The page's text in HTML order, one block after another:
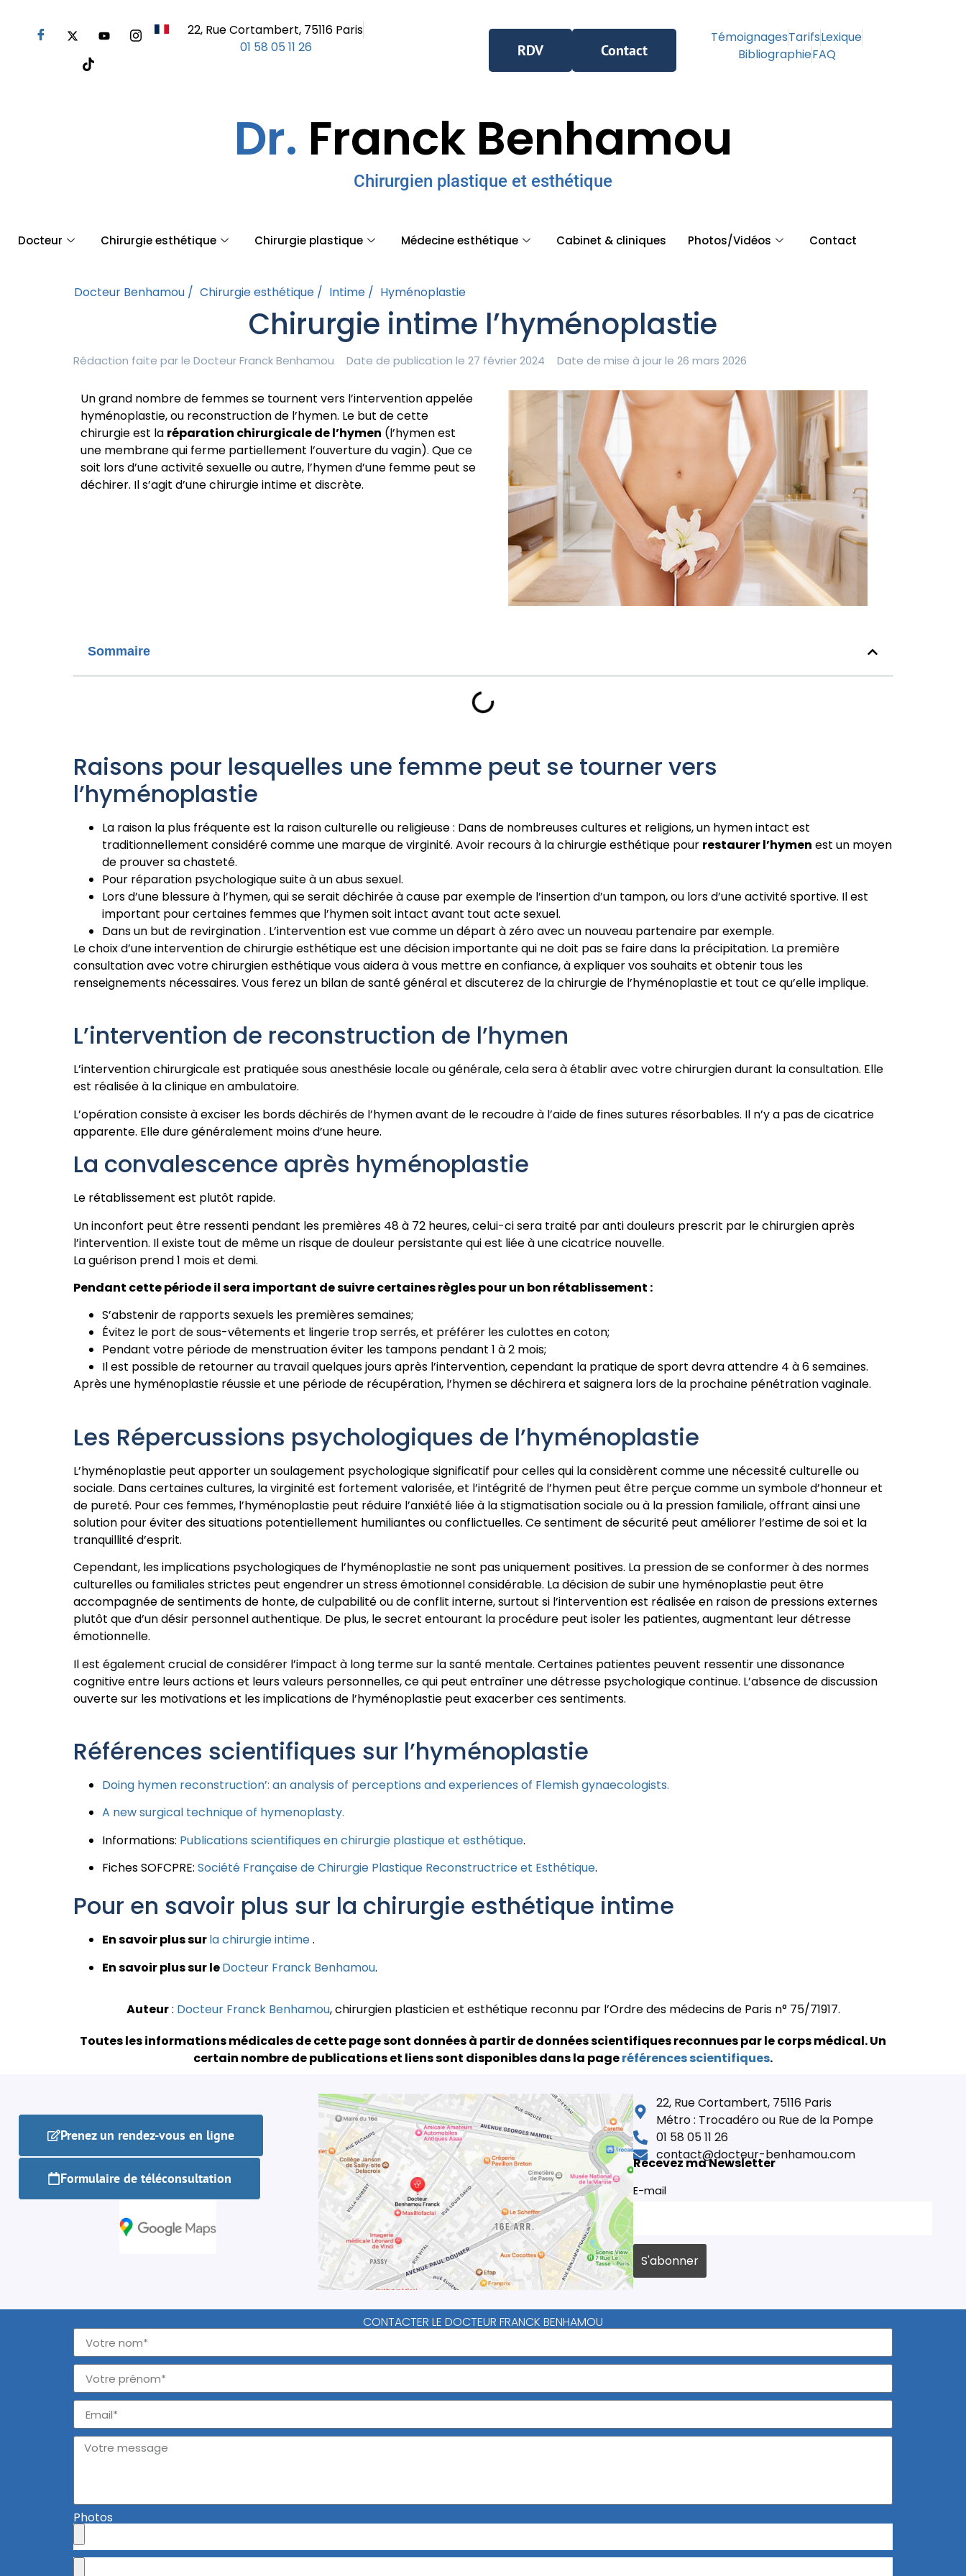
22, Rue Cortambert, 75116 Paris
01 58 05 11 26
RDV Contact
TémoignagesTarifsLexique
BibliographieFAQ
Dr. Franck Benhamou
Chirurgien plastique et esthétique
Docteur Chirurgie esthétique Chirurgie plastique Médecine esthétique Cabinet & cliniques Photos/Vidéos Contact
Docteur Benhamou / Chirurgie esthétique / Intime / Hyménoplastie
Chirurgie intime l’hyménoplastie
Rédaction faite par le Docteur Franck Benhamou Date de publication le 27 février 2024 Date de mise à jour le 26 mars 2026
Un grand nombre de femmes se tournent vers l’intervention appelée
hyménoplastie, ou reconstruction de l’hymen. Le but de cette
chirurgie est la réparation chirurgicale de l’hymen (l’hymen est
une membrane qui ferme partiellement l’ouverture du vagin). Que ce
soit lors d’une activité sexuelle ou autre, l’hymen d’une femme peut se
déchirer. Il s’agit d’une chirurgie intime et discrète.
Sommaire
Raisons pour lesquelles une femme peut se tourner vers
l’hyménoplastie
La raison la plus fréquente est la raison culturelle ou religieuse : Dans de nombreuses cultures et religions, un hymen intact est
traditionnellement considéré comme une marque de virginité. Avoir recours à la chirurgie esthétique pour restaurer l’hymen est un moyen
de prouver sa chasteté.
Pour réparation psychologique suite à un abus sexuel.
Lors d’une blessure à l’hymen, qui se serait déchirée à cause par exemple de l’insertion d’un tampon, ou lors d’une activité sportive. Il est
important pour certaines femmes que l’hymen soit intact avant tout acte sexuel.
Dans un but de revirgination . L’intervention est vue comme un départ à zéro avec un nouveau partenaire par exemple.
Le choix d’une intervention de chirurgie esthétique est une décision importante qui ne doit pas se faire dans la précipitation. La première
consultation avec votre chirurgien esthétique vous aidera à vous mettre en confiance, à expliquer vos souhaits et obtenir tous les
renseignements nécessaires. Vous ferez un bilan de santé général et discuterez de la chirurgie de l’hyménoplastie et tout ce qu’elle implique.
L’intervention de reconstruction de l’hymen
L’intervention chirurgicale est pratiquée sous anesthésie locale ou générale, cela sera à établir avec votre chirurgien durant la consultation. Elle
est réalisée à la clinique en ambulatoire.
L’opération consiste à exciser les bords déchirés de l’hymen avant de le recoudre à l’aide de fines sutures résorbables. Il n’y a pas de cicatrice
apparente. Elle dure généralement moins d’une heure.
La convalescence après hyménoplastie
Le rétablissement est plutôt rapide.
Un inconfort peut être ressenti pendant les premières 48 à 72 heures, celui-ci sera traité par anti douleurs prescrit par le chirurgien après
l’intervention. Il existe tout de même un risque de douleur persistante qui est liée à une cicatrice nouvelle.
La guérison prend 1 mois et demi.
Pendant cette période il sera important de suivre certaines règles pour un bon rétablissement :
S’abstenir de rapports sexuels les premières semaines;
Évitez le port de sous-vêtements et lingerie trop serrés, et préférer les culottes en coton;
Pendant votre période de menstruation éviter les tampons pendant 1 à 2 mois;
Il est possible de retourner au travail quelques jours après l’intervention, cependant la pratique de sport devra attendre 4 à 6 semaines.
Après une hyménoplastie réussie et une période de récupération, l’hymen se déchirera et saignera lors de la prochaine pénétration vaginale.
Les Répercussions psychologiques de l’hyménoplastie
L’hyménoplastie peut apporter un soulagement psychologique significatif pour celles qui la considèrent comme une nécessité culturelle ou
sociale. Dans certaines cultures, la virginité est fortement valorisée, et l’intégrité de l’hymen peut être perçue comme un symbole d’honneur et
de pureté. Pour ces femmes, l’hyménoplastie peut réduire l’anxiété liée à la stigmatisation sociale ou à la pression familiale, offrant ainsi une
solution pour éviter des situations potentiellement humiliantes ou conflictuelles. Ce sentiment de sécurité peut améliorer l’estime de soi et la
tranquillité d’esprit.
Cependant, les implications psychologiques de l’hyménoplastie ne sont pas uniquement positives. La pression de se conformer à des normes
culturelles ou familiales strictes peut engendrer un stress émotionnel considérable. La décision de subir une hyménoplastie peut être
accompagnée de sentiments de honte, de culpabilité ou de conflit interne, surtout si l’intervention est réalisée en raison de pressions externes
plutôt que d’un désir personnel authentique. De plus, le secret entourant la procédure peut isoler les patientes, augmentant leur détresse
émotionnelle.
Il est également crucial de considérer l’impact à long terme sur la santé mentale. Certaines patientes peuvent ressentir une dissonance
cognitive entre leurs actions et leurs valeurs personnelles, ce qui peut entraîner une détresse psychologique continue. L’absence de discussion
ouverte sur les motivations et les implications de l’hyménoplastie peut exacerber ces sentiments.
Références scientifiques sur l’hyménoplastie
Doing hymen reconstruction’: an analysis of perceptions and experiences of Flemish gynaecologists.
A new surgical technique of hymenoplasty.
Informations: Publications scientifiques en chirurgie plastique et esthétique.
Fiches SOFCPRE: Société Française de Chirurgie Plastique Reconstructrice et Esthétique.
Pour en savoir plus sur la chirurgie esthétique intime
En savoir plus surla chirurgie intime.
En savoir plus sur leDocteur Franck Benhamou.
Auteur: Docteur Franck Benhamou, chirurgien plasticien et esthétique reconnu par l’Ordre des médecins de Paris n° 75/71917.
Toutes les informations médicales de cette page sont données à partir de données scientifiques reconnues par le corps médical.Un
certain nombre de publications et liens sont disponibles dans la pageréférences scientifiques.
Prenez un rendez-vous en ligne
Formulaire de téléconsultation
22, Rue Cortambert, 75116 Paris
Métro : Trocadéro ou Rue de la Pompe
01 58 05 11 26
contact@docteur-benhamou.com
Recevez ma Newsletter
E-mail
CONTACTER LE DOCTEUR FRANCK BENHAMOU
Photos